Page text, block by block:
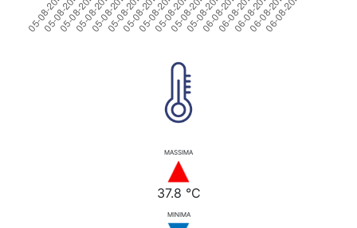
MASSIMA
37.8 °C
MINIMA